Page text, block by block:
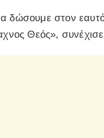
δώσουμε στον
Θεός»,